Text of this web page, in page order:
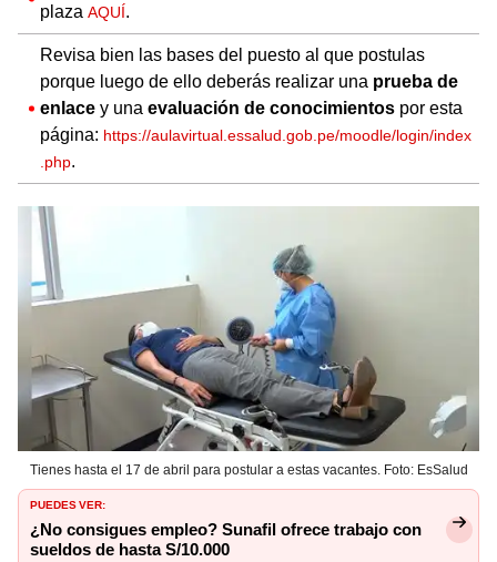
plaza AQUÍ.
Revisa bien las bases del puesto al que postulas
porque luego de ello deberás realizar una prueba de
enlace y una evaluación de conocimientos por esta
página: https://aulavirtual.essalud.gob.pe/moodle/login/index
.php.
Tienes hasta el 17 de abril para postular a estas vacantes. Foto: EsSalud
PUEDES VER:
¿No consigues empleo? Sunafil ofrece trabajo con
sueldos de hasta S/10.000